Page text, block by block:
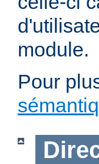
module.
Pour